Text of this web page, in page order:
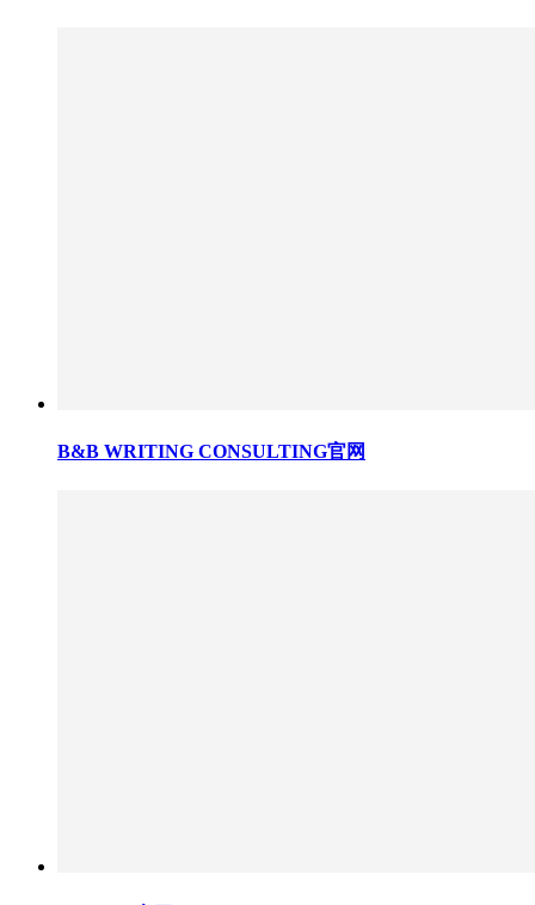
B&B WRITING CONSULTING官网